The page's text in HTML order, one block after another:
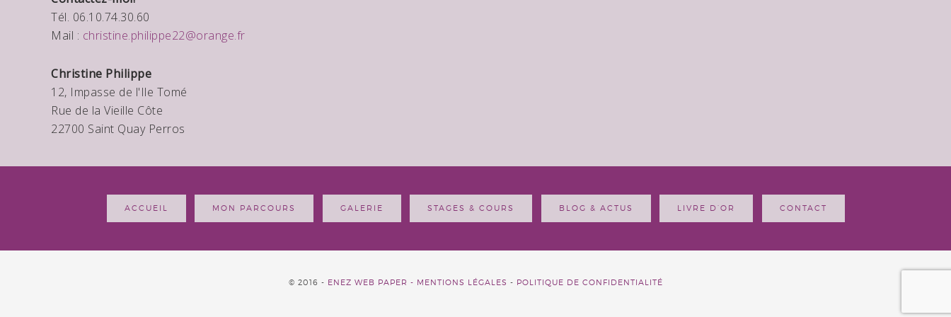
Tél. 06.10.74.30.60
Mail : christine.philippe22@orange.fr
Christine Philippe
12, Impasse de l'Ile Tomé
Rue de la Vieille Côte
22700 Saint Quay Perros
ACCUEIL MON PARCOURS GALERIE STAGES & COURS BLOG & ACTUS LIVRE D’OR CONTACT
© 2016 - ENEZ WEB PAPER - MENTIONS LÉGALES - POLITIQUE DE CONFIDENTIALITÉ